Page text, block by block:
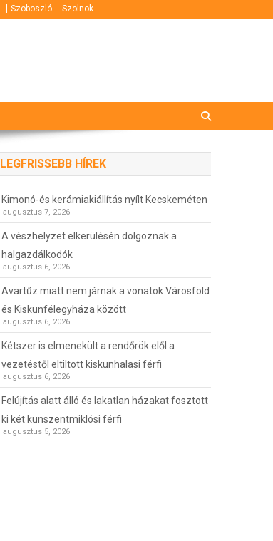
Szoboszló Szolnok
LEGFRISSEBB HÍREK
Kimonó-és kerámiakiállítás nyílt Kecskeméten
augusztus 7, 2026
A vészhelyzet elkerülésén dolgoznak a
halgazdálkodók
augusztus 6, 2026
Avartűz miatt nem járnak a vonatok Városföld
és Kiskunfélegyháza között
augusztus 6, 2026
Kétszer is elmenekült a rendőrök elől a
vezetéstől eltiltott kiskunhalasi férfi
augusztus 6, 2026
Felújítás alatt álló és lakatlan házakat fosztott
ki két kunszentmiklósi férfi
augusztus 5, 2026